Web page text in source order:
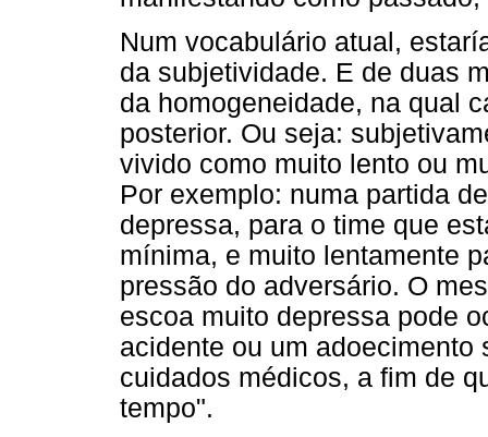
Num vocabulário atual,
da subjetividade. E de duas
da homogeneidade, na qual
posterior. Ou seja:
vivido como muito lento ou
Por exemplo: numa partida
depressa, para o time que
mínima, e muito lentamente
pressão do adversário. O
escoa muito depressa pode
acidente ou um
cuidados médicos, a fim de
tempo".